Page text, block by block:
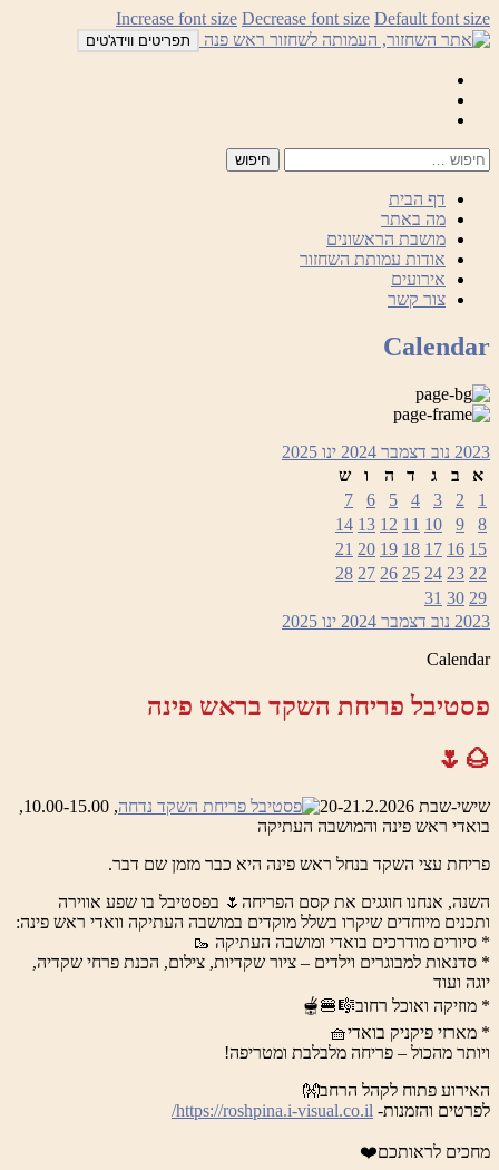
לדלג
לתוכן
Increase font size Decrease font size Default font size
תפריטים ווידג'טים
דף הבית
מה באתר
מושבת הראשונים
אודות עמותת השחזור
אירועים
צור קשר
Calendar
2023 נוב דצמבר 2024 ינו 2025
א
ב ג ד ה ו
ש
1
2
3
4
5
6
7
8
9
10
11
12
13
14
15
16
17
18
19
20
21
22
23
24
25
26
27
28
29
30
31
2023 נוב דצמבר 2024 ינו 2025
Calendar
פסטיבל פריחת השקד בראש פינה
🌰🌷
שישי-שבת 20-21.2.2026
, 10.00-15.00,
בואדי ראש פינה והמושבה העתיקה
פריחת עצי השקד בנחל ראש פינה היא כבר מזמן שם דבר.
השנה, אנחנו חוגגים את קסם הפריחה🌷 בפסטיבל בו שפע אווירה
ותכנים מיוחדים שיקרו בשלל מוקדים במושבה העתיקה וואדי ראש פינה:
* סיורים מודרכים בואדי ומושבה העתיקה 🥾
* סדנאות למבוגרים וילדים – ציור שקדיות, צילום, הכנת פרחי שקדיה,
יוגה ועוד
* מוזיקה ואוכל רחוב🎼🍔🫕
* מארזי פיקניק בואדי🧺
ויותר מהכול – פריחה מלבלבת ומטריפה!
האירוע פתוח לקהל הרחב👐
לפרטים והזמנות- https://roshpina.i-visual.co.il/
מחכים לראותכם❤️